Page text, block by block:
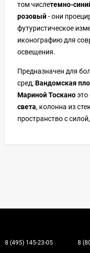
том числетемно-
розовый- они
футуристическое
иконографию для
освещения.
Предназначен для
сред, Вандомская
Мариной Тосканоэто
света, колонна из
пространство с
8 (495) 145-23-05 8